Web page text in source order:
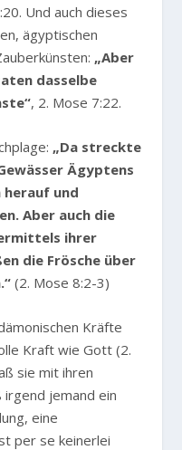
Und auch dieses
ägyptischen
„Aber
dasselbe
, 2. Mose 7:22.
„Da streckte
Ägyptens
herauf und
Aber auch die
ihrer
die Frösche über
(2. Mose 8:2-3)
Kräfte
Kraft wie Gott (2.
sie mit ihren
jemand ein
eine
per se keinerlei